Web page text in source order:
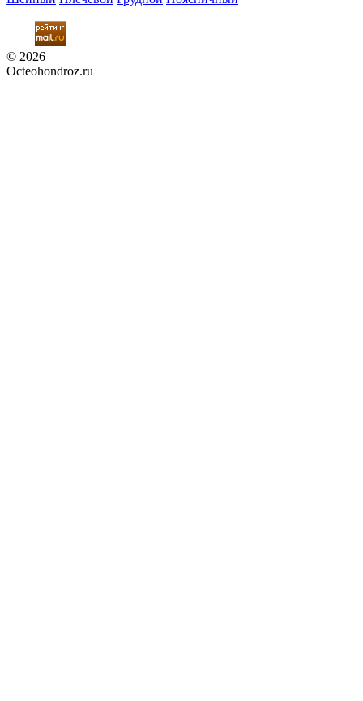
© 2026
Octeohondroz.ru